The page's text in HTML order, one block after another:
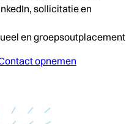
sollicitatie en
en groepsoutplacement
opnemen